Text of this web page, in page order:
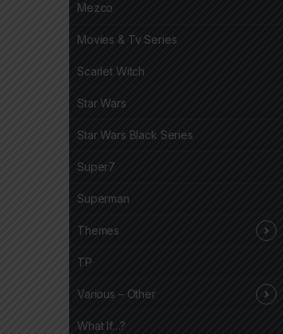
Mezco
Movies & Tv Series
Scarlet Witch
Star Wars
Star Wars Black Series
Super7
Superman
Themes
TP
Various – Other
What If…?